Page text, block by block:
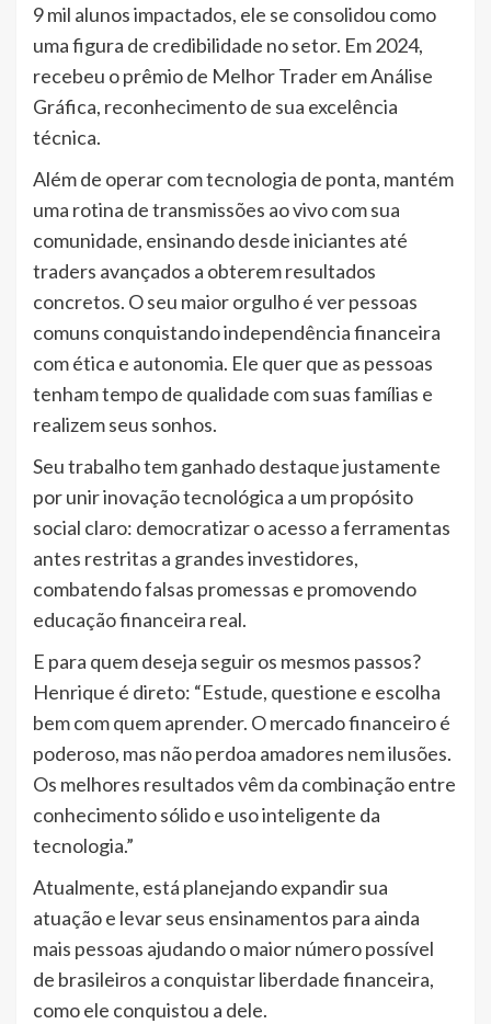
9 mil alunos impactados, ele se consolidou como
uma figura de credibilidade no setor. Em 2024,
recebeu o prêmio de Melhor Trader em Análise
Gráfica, reconhecimento de sua excelência
técnica.
Além de operar com tecnologia de ponta, mantém
uma rotina de transmissões ao vivo com sua
comunidade, ensinando desde iniciantes até
traders avançados a obterem resultados
concretos. O seu maior orgulho é ver pessoas
comuns conquistando independência financeira
com ética e autonomia. Ele quer que as pessoas
tenham tempo de qualidade com suas famílias e
realizem seus sonhos.
Seu trabalho tem ganhado destaque justamente
por unir inovação tecnológica a um propósito
social claro: democratizar o acesso a ferramentas
antes restritas a grandes investidores,
combatendo falsas promessas e promovendo
educação financeira real.
E para quem deseja seguir os mesmos passos?
Henrique é direto: “Estude, questione e escolha
bem com quem aprender. O mercado financeiro é
poderoso, mas não perdoa amadores nem ilusões.
Os melhores resultados vêm da combinação entre
conhecimento sólido e uso inteligente da
tecnologia.”
Atualmente, está planejando expandir sua
atuação e levar seus ensinamentos para ainda
mais pessoas ajudando o maior número possível
de brasileiros a conquistar liberdade financeira,
como ele conquistou a dele.